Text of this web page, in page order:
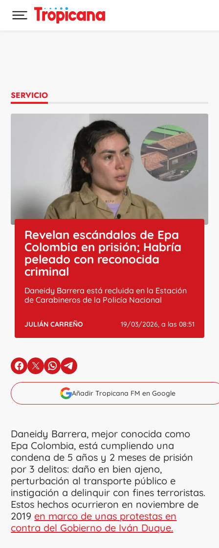
Desplegar menú principal
SERVICIO
Revelan escándalos de Epa
Colombia en prisión; Habría
peleado con reconocida
criminal
Daneidy Barrera está recluida en la Estación
de Carabineros de la Policía Nacional
JULIÁN CARREÑO 19/03/2026, a las 08:51
en Facebook
en Xen Whatsapp
en Telegram
Añadir Tropicana FM en Google
Daneidy Barrera, mejor conocida como
Epa Colombia, está cumpliendo una
condena de 5 años y 2 meses de prisión
por 3 delitos: daño en bien ajeno,
perturbación al transporte público e
instigación a delinquir con fines terroristas.
Estos hechos ocurrieron en noviembre de
2019 en marco de unas protestas en
contra del Gobierno de Iván Duque.